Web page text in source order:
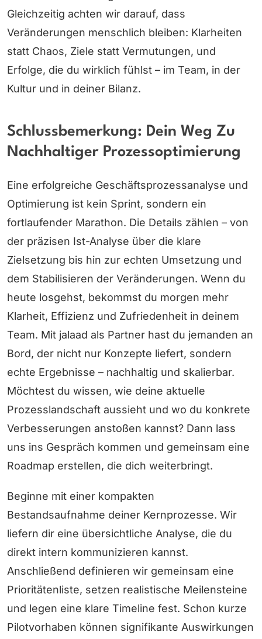
Gleichzeitig achten wir darauf, dass
Veränderungen menschlich bleiben: Klarheiten
statt Chaos, Ziele statt Vermutungen, und
Erfolge, die du wirklich fühlst – im Team, in der
Kultur und in deiner Bilanz.
Schlussbemerkung: Dein Weg Zu
Nachhaltiger Prozessoptimierung
Eine erfolgreiche Geschäftsprozessanalyse und
Optimierung ist kein Sprint, sondern ein
fortlaufender Marathon. Die Details zählen – von
der präzisen Ist-Analyse über die klare
Zielsetzung bis hin zur echten Umsetzung und
dem Stabilisieren der Veränderungen. Wenn du
heute losgehst, bekommst du morgen mehr
Klarheit, Effizienz und Zufriedenheit in deinem
Team. Mit jalaad als Partner hast du jemanden an
Bord, der nicht nur Konzepte liefert, sondern
echte Ergebnisse – nachhaltig und skalierbar.
Möchtest du wissen, wie deine aktuelle
Prozesslandschaft aussieht und wo du konkrete
Verbesserungen anstoßen kannst? Dann lass
uns ins Gespräch kommen und gemeinsam eine
Roadmap erstellen, die dich weiterbringt.
Beginne mit einer kompakten
Bestandsaufnahme deiner Kernprozesse. Wir
liefern dir eine übersichtliche Analyse, die du
direkt intern kommunizieren kannst.
Anschließend definieren wir gemeinsam eine
Prioritätenliste, setzen realistische Meilensteine
und legen eine klare Timeline fest. Schon kurze
Pilotvorhaben können signifikante Auswirkungen